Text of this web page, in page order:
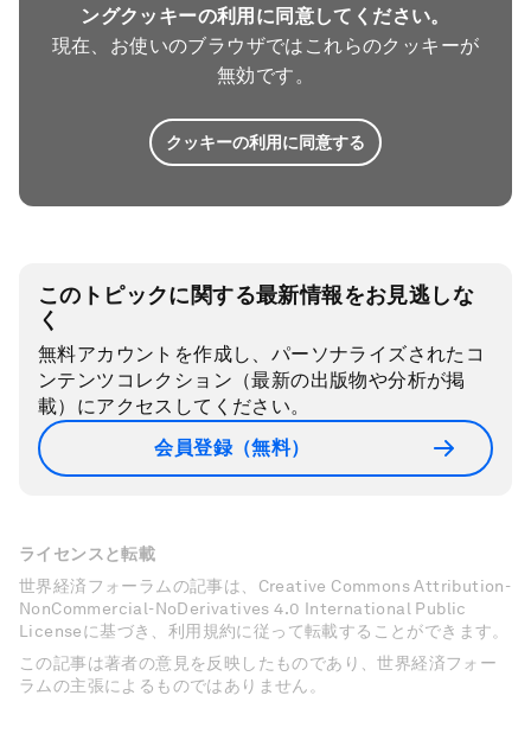
ングクッキーの利用に同意してください。
現在、お使いのブラウザではこれらのクッキーが
無効です。
クッキーの利用に同意する
このトピックに関する最新情報をお見逃しな
く
無料アカウントを作成し、パーソナライズされたコ
ンテンツコレクション（最新の出版物や分析が掲
載）にアクセスしてください。
会員登録（無料）
ライセンスと転載
世界経済フォーラムの記事は、Creative Commons Attribution-
NonCommercial-NoDerivatives 4.0 International Public
Licenseに基づき、利用規約に従って転載することができます。
この記事は著者の意見を反映したものであり、世界経済フォー
ラムの主張によるものではありません。